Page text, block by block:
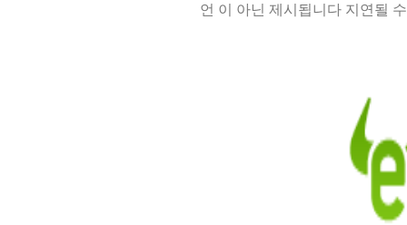
언 이 아닌 제시됩니다 지연될